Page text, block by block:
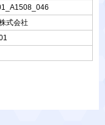
式会社